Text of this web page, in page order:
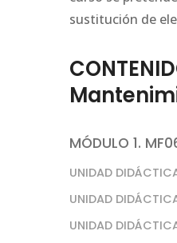
sustitución de
MÓDULO 1.
UNIDAD
UNIDAD
UNIDAD